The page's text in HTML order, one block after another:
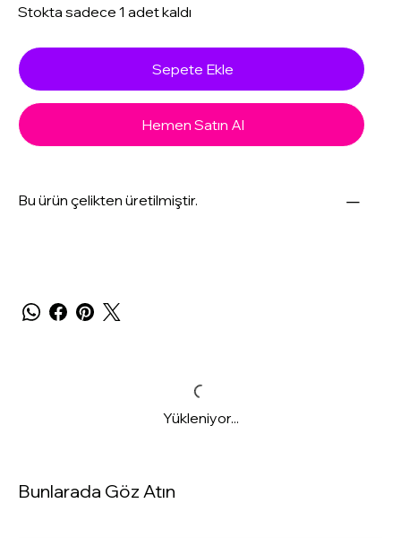
Stokta sadece 1 adet kaldı
Sepete Ekle
Hemen Satın Al
Bu ürün çelikten üretilmiştir.
Yükleniyor...
Bunlarada Göz Atın